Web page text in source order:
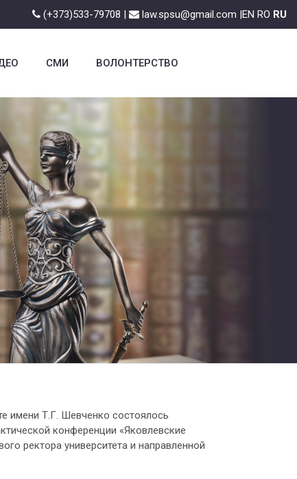
(+373)533-79708 | law.spsu@gmail.com |EN RO RU
СМИ ВОЛОНТЕРСТВО
имени Т.Г. Шевченко состоялось
конференции «Яковлевские
ректора университета и направленной